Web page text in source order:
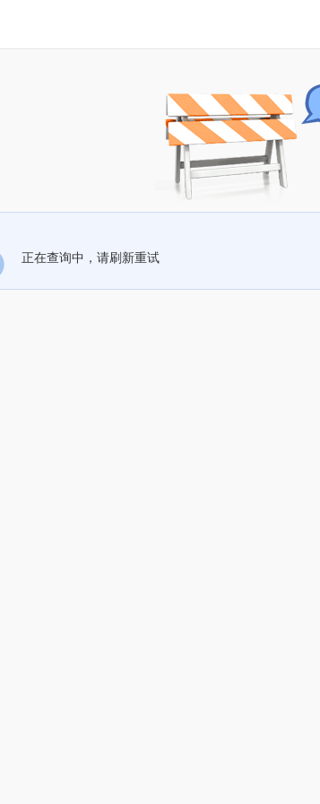
正在查询中，请刷新重试